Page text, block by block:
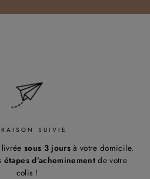
SUIVIE
sous 3 joursà votre domicile.
étapes d’acheminementde votre
colis !